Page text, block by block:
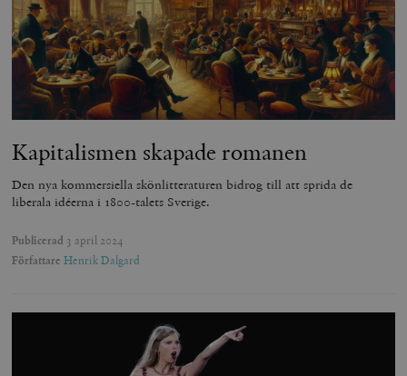
Kapitalismen skapade romanen
Den nya kommersiella skönlitteraturen bidrog till att sprida de
liberala idéerna i 1800-talets Sverige.
Publicerad 3 april 2024
Författare Henrik Dalgard